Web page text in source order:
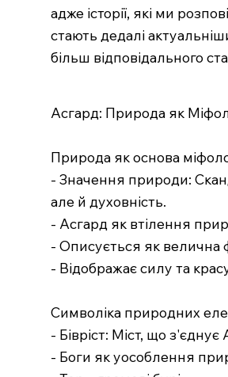
адже історії, які ми
стають дедалі
більш відповідального
Асгард: Природа як
Природа як основа
- Значення природи:
але й духовність.
- Асгард як втілення
- Описується як велична
- Відображає силу та
Символіка природних
- Бівріст: Міст, що
- Боги як уособлення